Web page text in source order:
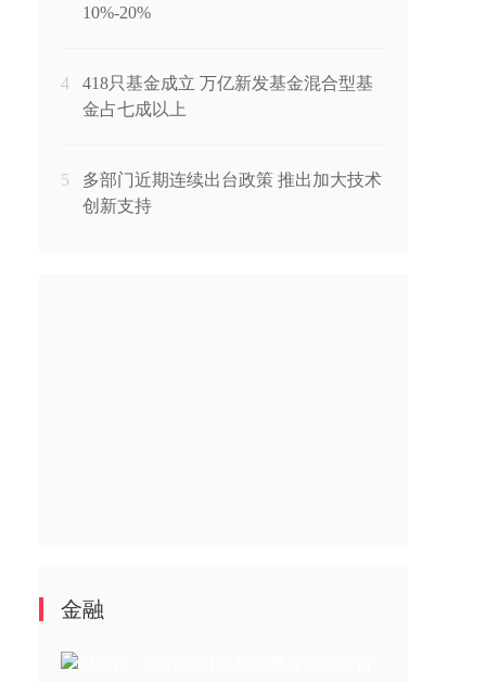
10%-20%
4
418只基金成立 万亿新发基金混合型基
金占七成以上
5
多部门近期连续出台政策 推出加大技术
创新支持
金融